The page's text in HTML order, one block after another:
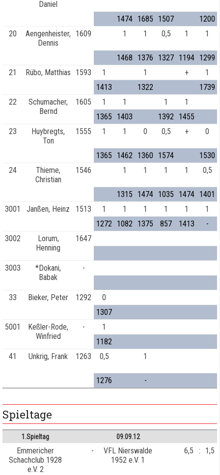
Daniel
1474 1685 1507
1200
20
Aengenheister,
Dennis
1609 1 1 0,5 1 1
1468 1376 1327 1194 1299
21
Rübo, Matthias 1593 1 1 +
1
1413
1322
1739
22
Schumacher,
Bernd
1605 1 1 1
1
1365
1403 1392
1455
23
Huybregts,
Ton
1555 1 1 0 0,5 + 0
1365 1462 1360 1574
1530
24
Thieme,
Christian
1546 1 1 1 1 0,5
1315 1474 1035 1474 1401
3001
Janßen, Heinz 1513 1 1 1 1 1
1
1272
1082 1375 857 1413
-
3002
Lorum,
Henning
1647
3003
*Dokani,
Babak
-
33 Bieker, Peter 1292
0
1307
5001
Keßler-Rode,
Winfried
-
1
1182
41
Unkrig, Frank 1263 0,5 1
1276 -
Spieltage
1.Spieltag 09.09.12
Emmericher
Schachclub 1928
e.V. 2
-
VFL Nierswalde
1952 e.V. 1
6,5 : 1,5